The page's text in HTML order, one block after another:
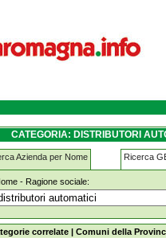
CATEGORIA: DISTRIBUTORI
Azienda per Nome Ricerca
- Ragione sociale:
automatici montiano
correlate | Comuni della